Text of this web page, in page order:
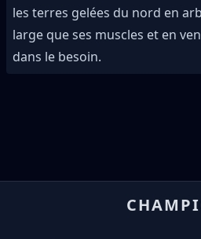
les terres gelées du nord en
large que ses muscles et en
dans le besoin.